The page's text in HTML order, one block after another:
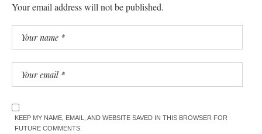
Your email address will not be published.
KEEP MY NAME, EMAIL, AND WEBSITE SAVED IN THIS BROWSER FOR
FUTURE COMMENTS.